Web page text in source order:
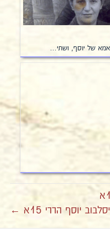
אמא של יוסף, ושתי…
יוסף הררי 15א ←